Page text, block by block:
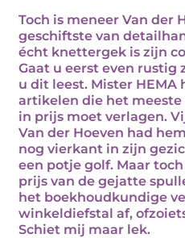
Toch is meneer Van der
geschiftste van
écht knettergek is zijn
Gaat u eerst even rustig
u dit leest. Mister
artikelen die het
in prijs moet verlagen.
Van der Hoeven had
nog vierkant in zijn
een potje golf. Maar
prijs van de gejatte
het boekhoudkundige
winkeldiefstal af,
Schiet mij maar lek.